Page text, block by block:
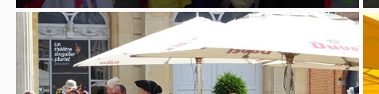
7. September 2016